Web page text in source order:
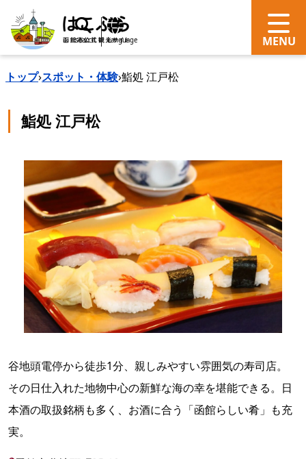
search Language
トップ›スポット・体験›鮨処 江戸松
鮨処 江戸松
谷地頭電停から徒歩1分、親しみやすい雰囲気の寿司店。
その日仕入れた地物中心の新鮮な海の幸を堪能できる。日
本酒の取扱銘柄も多く、お酒に合う「函館らしい肴」も充
実。